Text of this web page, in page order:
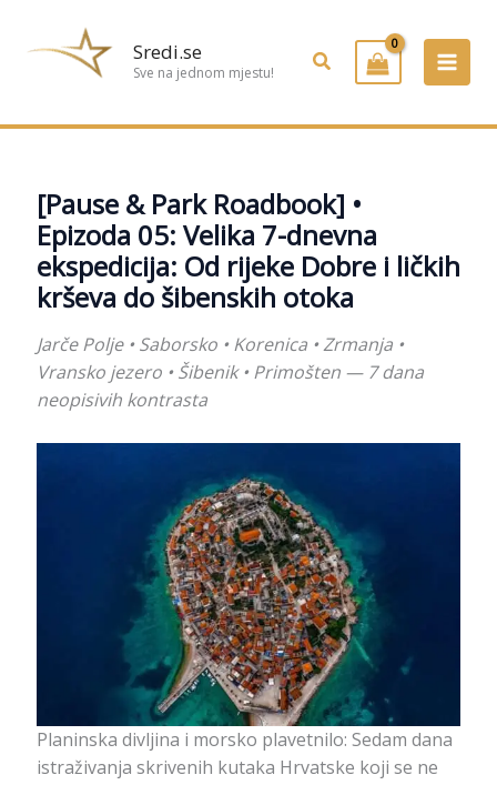
Sredi.se
Sve na jednom mjestu! Pretraživanje
[Pause & Park Roadbook] •
Epizoda 05: Velika 7-dnevna
ekspedicija: Od rijeke Dobre i ličkih
krševa do šibenskih otoka
Jarče Polje • Saborsko • Korenica • Zrmanja •
Vransko jezero • Šibenik • Primošten — 7 dana
neopisivih kontrasta
Planinska divljina i morsko plavetnilo: Sedam dana
istraživanja skrivenih kutaka Hrvatske koji se ne